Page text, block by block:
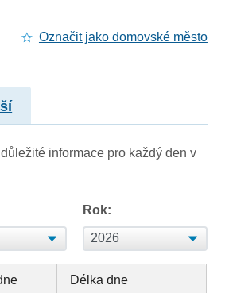
Označit jako domovské město
informace pro každý den v
Rok:
Délka dne